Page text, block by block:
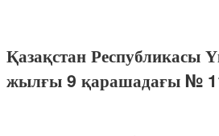
Қазақстан Республикасы
жылғы 9 қарашадағы №